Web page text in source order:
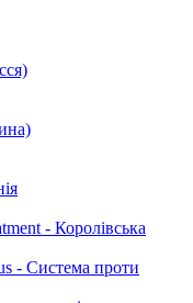
- Королівська
- Система проти